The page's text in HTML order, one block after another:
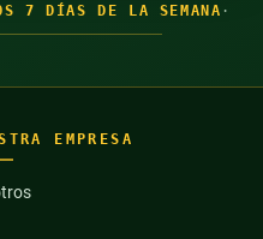
7 DÍAS DE LA SEMANA ·
EMPRESA